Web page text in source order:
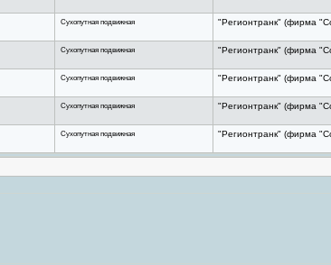
Сухопутная подвижная "Регионтранк" (фирма
Сухопутная подвижная "Регионтранк" (фирма
Сухопутная подвижная "Регионтранк" (фирма
Сухопутная подвижная "Регионтранк" (фирма
Сухопутная подвижная "Регионтранк" (фирма